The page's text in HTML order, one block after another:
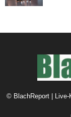
© BlachReport |